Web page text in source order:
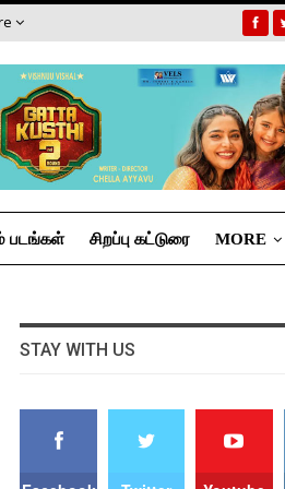
படங்கள் சிறப்பு கட்டுரை MORE
STAY WITH US